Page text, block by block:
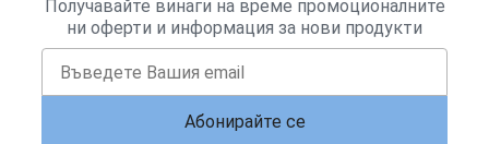
Получавайте винаги на време промоционалните
ни оферти и информация за нови продукти
Абонирайте се